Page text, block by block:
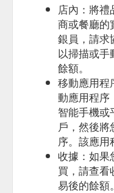
店內：將禮
商或餐廳的
銀員，請求
以掃描或手
餘額。
移動應用程
動應用程序
智能手機或
戶，然後
序。該應用
收據：如果
買，請查看
易後的餘額。